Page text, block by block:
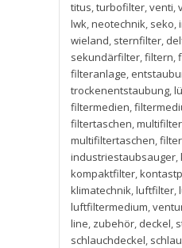
titus,turbofilter,venti,
lwk,neotechnik, seko,
wieland, sternfilter,
sekundärfilter,filtern,
filteranlage,
trockenentstaubung,
filtermedien,
filtertaschen,
multifiltertaschen,
industriestaubsauger,
kompaktfilter,
klimatechnik,luftfilter,
luftfiltermedium,
line, zubehör, deckel,
schlauchdeckel,